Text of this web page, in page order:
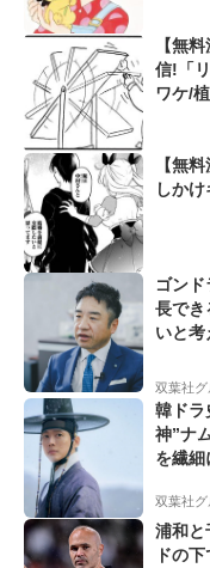
【無
信!「
ワケ/
【無
しかけ
ゴン
長でき
いと
双葉社グ
韓ドラ
神”ナ
を繊細
双葉社グ
浦和と
ドの